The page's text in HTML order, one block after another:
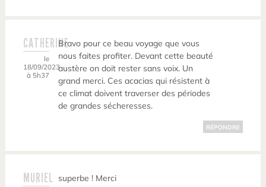
CATHERINE
le
18/09/2023
à 5h37
Bravo pour ce beau voyage que vous
nous faites profiter. Devant cette beauté
austère on doit rester sans voix. Un
grand merci. Ces acacias qui résistent à
ce climat doivent traverser des périodes
de grandes sécheresses.
RÉPONDRE
MURIEL superbe ! Merci